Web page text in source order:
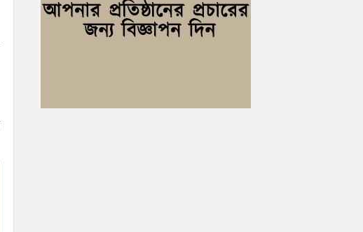
বুড়িচংয়ে জাতীয় জুলাই গণঅভ্যুত্থান দিবস পালিত, র‍্যালি
ও আলোচনা সভা অনুষ্ঠিত
ব্রাহ্মণপাড়ায় প্রবাসীর বাড়িতে বেড়াতে এলেন সৌদির